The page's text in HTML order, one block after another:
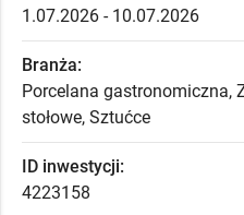
1.07.2026 - 10.07.2026
Branża:
Porcelana gastronomiczna,
stołowe, Sztućce
ID inwestycji:
4223158